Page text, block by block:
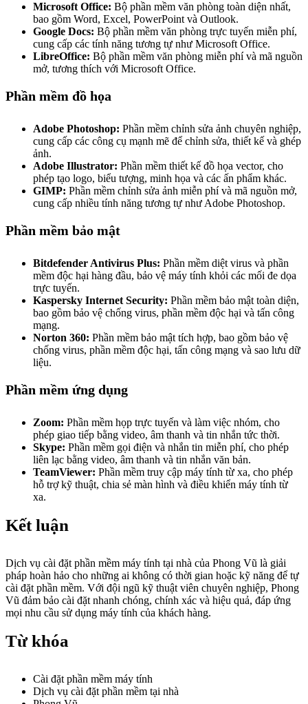
Microsoft Office: Bộ phần mềm văn phòng toàn diện nhất,
bao gồm Word, Excel, PowerPoint và Outlook.
Google Docs: Bộ phần mềm văn phòng trực tuyến miễn phí,
cung cấp các tính năng tương tự như Microsoft Office.
LibreOffice: Bộ phần mềm văn phòng miễn phí và mã nguồn
mở, tương thích với Microsoft Office.
Phần mềm đồ họa
Adobe Photoshop: Phần mềm chỉnh sửa ảnh chuyên nghiệp,
cung cấp các công cụ mạnh mẽ để chỉnh sửa, thiết kế và ghép
ảnh.
Adobe Illustrator: Phần mềm thiết kế đồ họa vector, cho
phép tạo logo, biểu tượng, minh họa và các ấn phẩm khác.
GIMP: Phần mềm chỉnh sửa ảnh miễn phí và mã nguồn mở,
cung cấp nhiều tính năng tương tự như Adobe Photoshop.
Phần mềm bảo mật
Bitdefender Antivirus Plus: Phần mềm diệt virus và phần
mềm độc hại hàng đầu, bảo vệ máy tính khỏi các mối đe dọa
trực tuyến.
Kaspersky Internet Security: Phần mềm bảo mật toàn diện,
bao gồm bảo vệ chống virus, phần mềm độc hại và tấn công
mạng.
Norton 360: Phần mềm bảo mật tích hợp, bao gồm bảo vệ
chống virus, phần mềm độc hại, tấn công mạng và sao lưu dữ
liệu.
Phần mềm ứng dụng
Zoom: Phần mềm họp trực tuyến và làm việc nhóm, cho
phép giao tiếp bằng video, âm thanh và tin nhắn tức thời.
Skype: Phần mềm gọi điện và nhắn tin miễn phí, cho phép
liên lạc bằng video, âm thanh và tin nhắn văn bản.
TeamViewer: Phần mềm truy cập máy tính từ xa, cho phép
hỗ trợ kỹ thuật, chia sẻ màn hình và điều khiển máy tính từ
xa.
Kết luận
Dịch vụ cài đặt phần mềm máy tính tại nhà của Phong Vũ là giải
pháp hoàn hảo cho những ai không có thời gian hoặc kỹ năng để tự
cài đặt phần mềm. Với đội ngũ kỹ thuật viên chuyên nghiệp, Phong
Vũ đảm bảo cài đặt nhanh chóng, chính xác và hiệu quả, đáp ứng
mọi nhu cầu sử dụng máy tính của khách hàng.
Từ khóa
Cài đặt phần mềm máy tính
Dịch vụ cài đặt phần mềm tại nhà